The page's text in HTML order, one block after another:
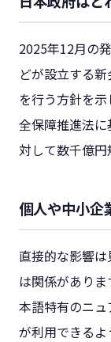
2025年12月の
どが設立する
を行う方針を
全保障推進法
対して数千億円
個人や中小企
直接的な影響
は関係があり
本語特有のニ
が利用できる